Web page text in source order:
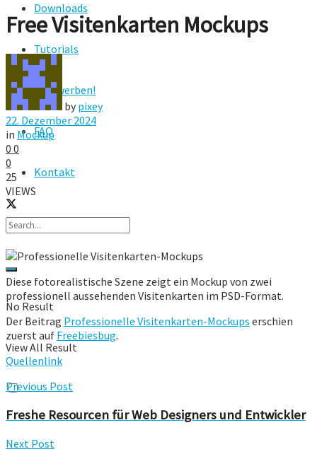
Downloads
Tutorials
Hier werben!
FAQ
Kontakt
No Result
View All Result
Free Visitenkarten Mockups
by pixey
22. Dezember 2024
in Mockup
0 0
0
25
VIEWS
Diese fotorealistische Szene zeigt ein Mockup von zwei
professionell aussehenden Visitenkarten im PSD-Format.
Der Beitrag Professionelle Visitenkarten-Mockups erschien
zuerst auf Freebiesbug.
Quellenlink
Previous Post
Freshe Resourcen für Web Designers und Entwickler
Next Post